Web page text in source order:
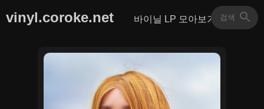
vinyl.coroke.net 바이닐 LP 모아보기